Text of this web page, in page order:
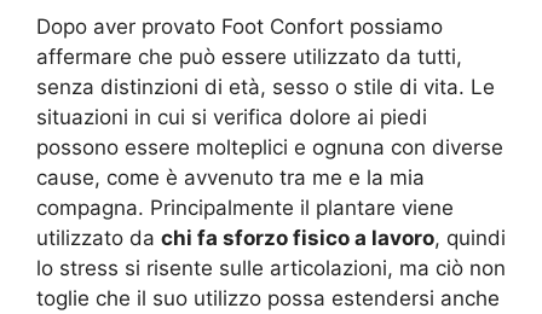
Dopo aver provato Foot Confort possiamo
affermare che può essere utilizzato da tutti,
senza distinzioni di età, sesso o stile di vita. Le
situazioni in cui si verifica dolore ai piedi
possono essere molteplici e ognuna con diverse
cause, come è avvenuto tra me e la mia
compagna. Principalmente il plantare viene
utilizzato da chi fa sforzo fisico a lavoro, quindi
lo stress si risente sulle articolazioni, ma ciò non
toglie che il suo utilizzo possa estendersi anche